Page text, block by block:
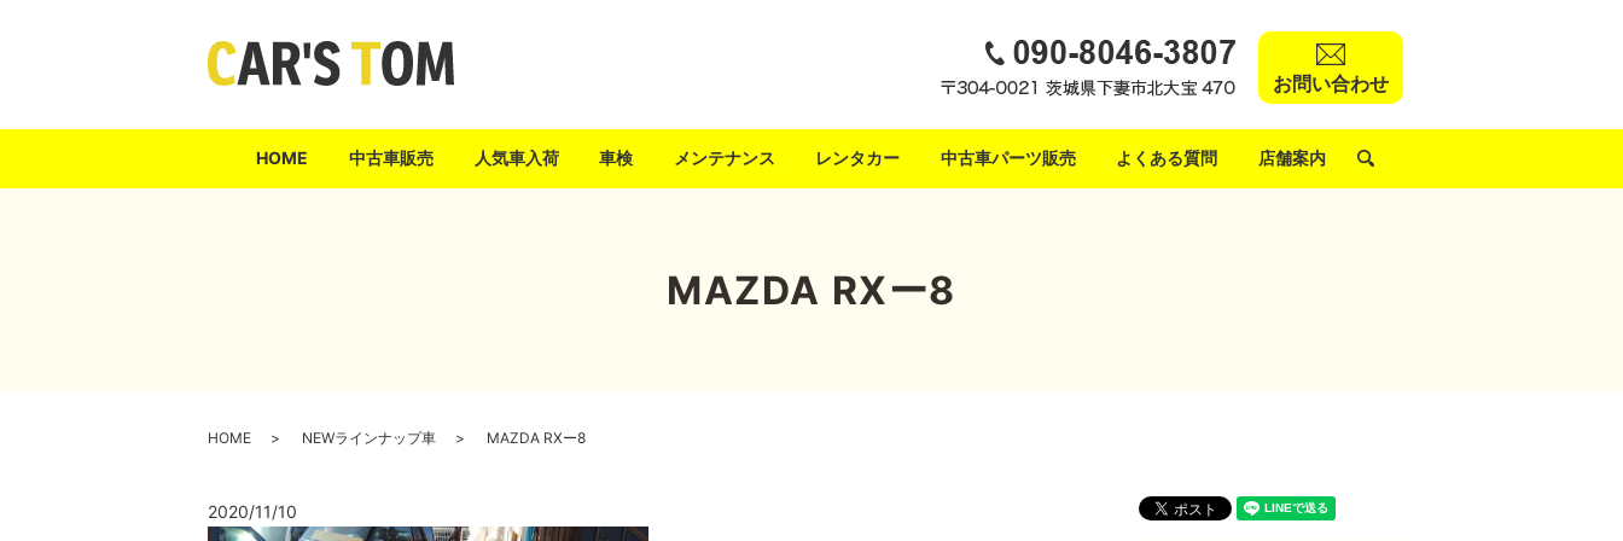
HOME 中古車販売 人気車入荷 車検 メンテナンス レンタカー 中古車パーツ販売 よくある質問 店舗案内 search
お問い合わせ
MAZDA RXー8
HOME NEWラインナップ車 MAZDA RXー8
2020/11/10